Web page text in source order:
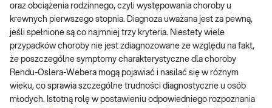
oraz obciążenia rodzinnego, czyli występowania choroby u
krewnych pierwszego stopnia. Diagnoza uważana jest za pewną,
jeśli spełnione są co najmniej trzy kryteria. Niestety wiele
przypadków choroby nie jest zdiagnozowane ze względu na fakt,
że poszczególne symptomy charakterystyczne dla choroby
Rendu-Oslera-Webera mogą pojawiać i nasilać się w różnym
wieku, co sprawia szczególne trudności diagnostyczne u osób
młodych. Istotną rolę w postawieniu odpowiedniego rozpoznania